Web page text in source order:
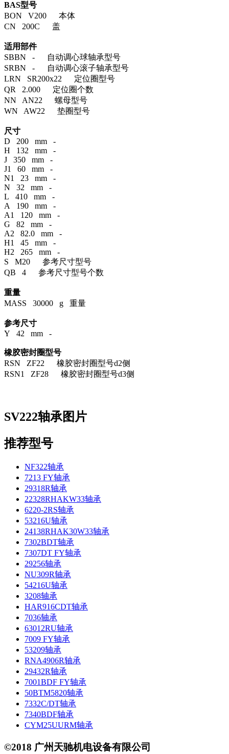
BAS型号
BON V200 本体
CN 200C 盖
适用部件
SBBN - 自动调心球轴承型号
SRBN - 自动调心滚子轴承型号
LRN SR200x22 定位圈型号
QR 2.000 定位圈个数
NN AN22 螺母型号
WN AW22 垫圈型号
尺寸
D 200 mm -
H 132 mm -
J 350 mm -
J1 60 mm -
N1 23 mm -
N 32 mm -
L 410 mm -
A 190 mm -
A1 120 mm -
G 82 mm -
A2 82.0 mm -
H1 45 mm -
H2 265 mm -
S M20 参考尺寸型号
QB 4 参考尺寸型号个数
重量
MASS 30000 g 重量
参考尺寸
Y 42 mm -
橡胶密封圈型号
RSN ZF22 橡胶密封圈型号d2侧
RSN1 ZF28 橡胶密封圈型号d3侧
SV222轴承图片
推荐型号
NF322轴承
7213 FY轴承
29318R轴承
22328RHAKW33轴承
6220-2RS轴承
53216U轴承
24138RHAK30W33轴承
7302BDT轴承
7307DT FY轴承
29256轴承
NU309R轴承
54216U轴承
3208轴承
HAR916CDT轴承
7036轴承
63012RU轴承
7009 FY轴承
53209轴承
RNA4906R轴承
29432R轴承
7001BDF FY轴承
50BTM5820轴承
7332C/DT轴承
7340BDF轴承
CYM25UURM轴承
©2018 广州天驰机电设备有限公司